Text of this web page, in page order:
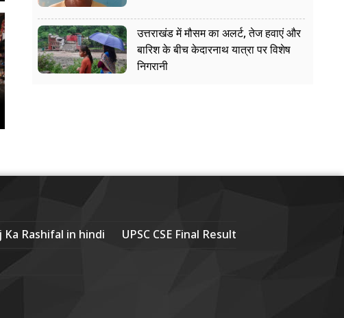
उत्तराखंड में मौसम का अलर्ट, तेज हवाएं और
बारिश के बीच केदारनाथ यात्रा पर विशेष
निगरानी
Ka Rashifal in hindi UPSC CSE Final Result